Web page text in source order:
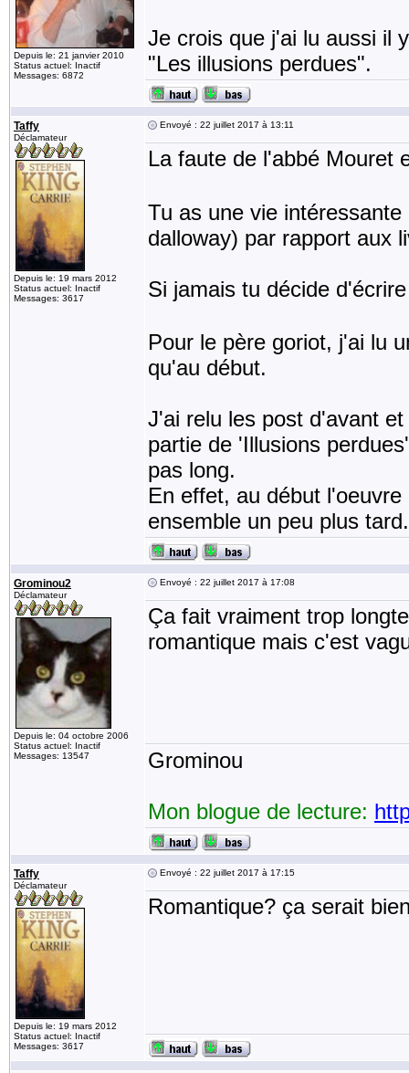
Depuis le: 21 janvier 2010
Status actuel: Inactif
Messages: 6872
Je crois que j'ai lu aussi il
"Les illusions perdues".
Taffy
Déclamateur
Depuis le: 19 mars 2012
Status actuel: Inactif
Messages: 3617
Envoyé : 22 juillet 2017 à 13:11
La faute de l'abbé Mouret
Tu as une vie
dalloway) par rapport aux
Si jamais tu décide
Pour le père goriot, j'ai lu
qu'au début.
J'ai relu les post d'avant
partie de 'Illusions
pas long.
En effet, au début
ensemble un peu plus tard.
Grominou2
Déclamateur
Depuis le: 04 octobre 2006
Status actuel: Inactif
Messages: 13547
Envoyé : 22 juillet 2017 à 17:08
Ça fait vraiment trop
romantique mais c'est
Grominou
Mon blogue de lecture:
Taffy
Déclamateur
Depuis le: 19 mars 2012
Status actuel: Inactif
Messages: 3617
Envoyé : 22 juillet 2017 à 17:15
Romantique? ça serait